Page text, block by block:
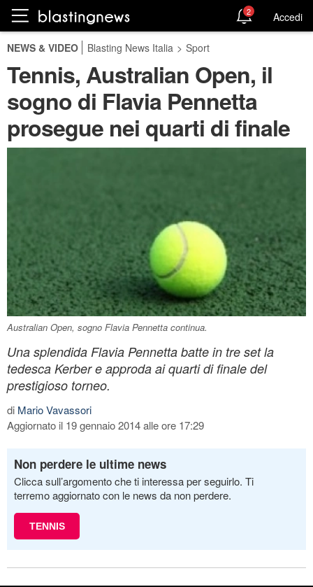
2 Accedi
NEWS & VIDEO Blasting News Italia > Sport
Tennis, Australian Open, il
sogno di Flavia Pennetta
prosegue nei quarti di finale
Australian Open, sogno Flavia Pennetta continua.
Una splendida Flavia Pennetta batte in tre set la
tedesca Kerber e approda ai quarti di finale del
prestigioso torneo.
di Mario Vavassori
Aggiornato il 19 gennaio 2014 alle ore 17:29
Non perdere le ultime news
Clicca sull’argomento che ti interessa per seguirlo. Ti
terremo aggiornato con le news da non perdere.
TENNIS